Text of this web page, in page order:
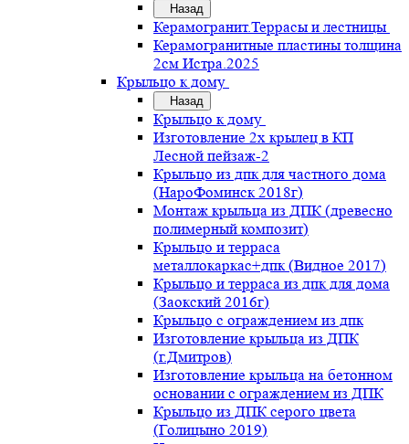
Назад
Керамогранит.Террасы и лестницы
Керамогранитные пластины толщина
2см Истра.2025
Крыльцо к дому
Назад
Крыльцо к дому
Изготовление 2х крылец в КП
Лесной пейзаж-2
Крыльцо из дпк для частного дома
(НароФоминск 2018г)
Монтаж крыльца из ДПК (древесно
полимерный композит)
Крыльцо и терраса
металлокаркас+дпк (Видное 2017)
Крыльцо и терраса из дпк для дома
(Заокский 2016г)
Крыльцо с ограждением из дпк
Изготовление крыльца из ДПК
(г.Дмитров)
Изготовление крыльца на бетонном
основании с ограждением из ДПК
Крыльцо из ДПК серого цвета
(Голицыно 2019)